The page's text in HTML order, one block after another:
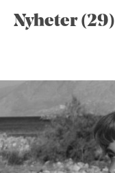
Nyheter (29)